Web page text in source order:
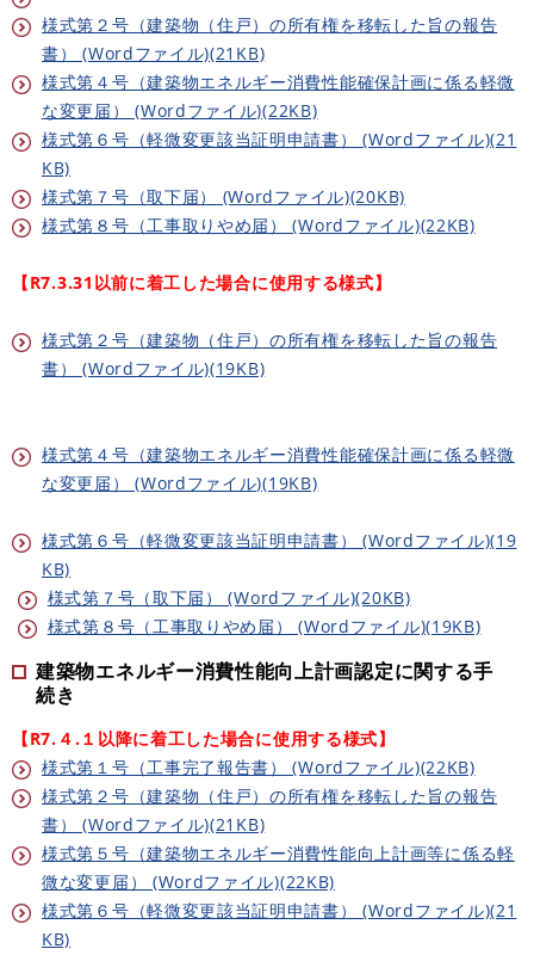
様式第２号（建築物（住戸）の所有権を移転した旨の報告
書） (Wordファイル)(21KB)
様式第４号（建築物エネルギー消費性能確保計画に係る軽微
な変更届） (Wordファイル)(22KB)
様式第６号（軽微変更該当証明申請書） (Wordファイル)(21
KB)
様式第７号（取下届） (Wordファイル)(20KB)
様式第８号（工事取りやめ届） (Wordファイル)(22KB)
【R7.3.31以前に着工した場合に使用する様式】
様式第２号（建築物（住戸）の所有権を移転した旨の報告
書） (Wordファイル)(19KB)
様式第４号（建築物エネルギー消費性能確保計画に係る軽微
な変更届） (Wordファイル)(19KB)
様式第６号（軽微変更該当証明申請書） (Wordファイル)(19
KB)
様式第７号（取下届） (Wordファイル)(20KB)
様式第８号（工事取りやめ届） (Wordファイル)(19KB)
建築物エネルギー消費性能向上計画認定に関する手
続き
【R7.４.１以降に着工した場合に使用する様式】
​様式第１号（工事完了報告書） (Wordファイル)(22KB)
様式第２号（建築物（住戸）の所有権を移転した旨の報告
書） (Wordファイル)(21KB)
様式第５号（建築物エネルギー消費性能向上計画等に係る軽
微な変更届） (Wordファイル)(22KB)
様式第６号（軽微変更該当証明申請書） (Wordファイル)(21
KB)